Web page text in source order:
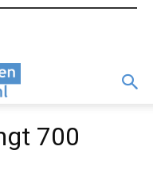
700